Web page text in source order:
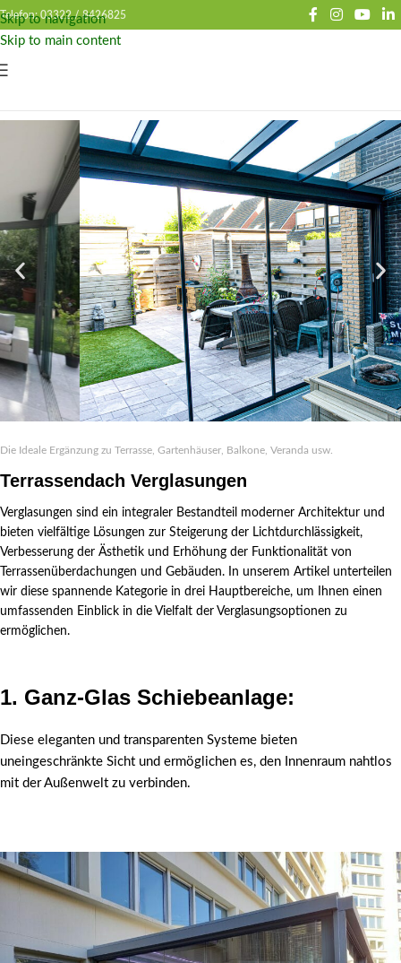
Skip to navigation
Skip to main content
Telefon: 03322 /8426825
Die Ideale Ergänzung zu Terrasse, Gartenhäuser, Balkone, Veranda usw.
Terrassendach Verglasungen
Verglasungen sind ein integraler Bestandteil moderner Architektur und
bieten vielfältige Lösungen zur Steigerung der Lichtdurchlässigkeit,
Verbesserung der Ästhetik und Erhöhung der Funktionalität von
Terrassenüberdachungen und Gebäuden. In unserem Artikel unterteilen
wir diese spannende Kategorie in drei Hauptbereiche, um Ihnen einen
umfassenden Einblick in die Vielfalt der Verglasungsoptionen zu
ermöglichen.
1. Ganz-Glas Schiebeanlage:
Diese eleganten und transparenten Systeme bieten
uneingeschränkte Sicht und ermöglichen es, den Innenraum nahtlos
mit der Außenwelt zu verbinden.